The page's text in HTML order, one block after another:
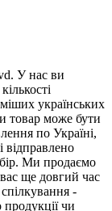
У нас ви
українських
товар може бути
по Україні,
відправлено
Ми продаємо
ще довгий час
-
чи